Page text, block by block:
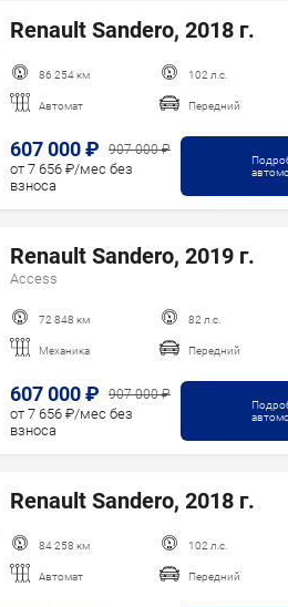
Renault Sandero, 2018 г.
86 254 км 102 л.с.
Автомат Передний
607 000 ₽ 907 000 ₽
от 7 656 ₽/мес без
взноса
Renault Sandero, 2019 г.
Access
72 848 км 82 л.с.
Механика Передний
607 000 ₽ 907 000 ₽
от 7 656 ₽/мес без
взноса
Renault Sandero, 2018 г.
84 258 км 102 л.с.
Автомат Передний